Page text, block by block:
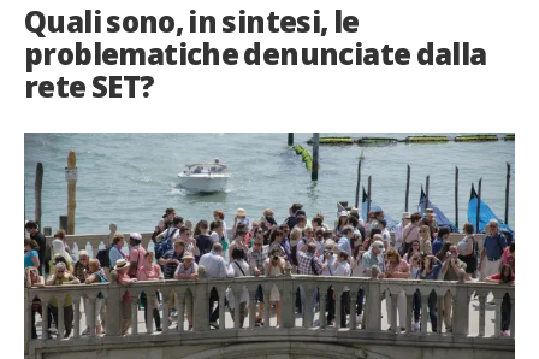
Quali sono, in sintesi, le
problematiche denunciate dalla
rete SET?